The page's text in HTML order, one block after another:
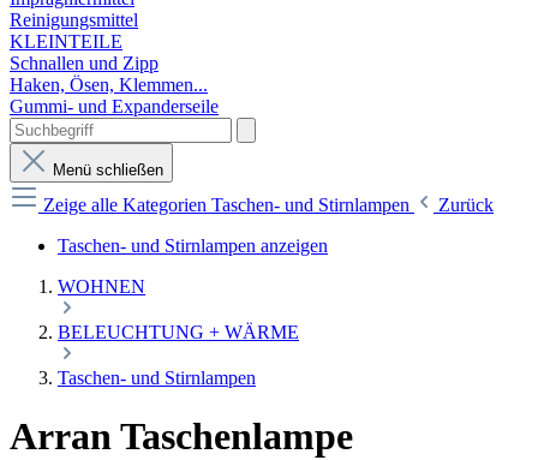
Reinigungsmittel
KLEINTEILE
Schnallen und Zipp
Haken, Ösen, Klemmen...
Gummi- und Expanderseile
Menü schließen
Zeige alle Kategorien Taschen- und Stirnlampen
Zurück
Taschen- und Stirnlampen anzeigen
WOHNEN
BELEUCHTUNG + WÄRME
Taschen- und Stirnlampen
Arran Taschenlampe